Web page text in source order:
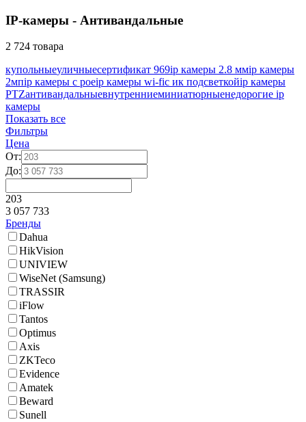
IP-камеры - Антивандальные
2 724 товара
купольныеуличныесертификат 969ip камеры 2.8 ммip камеры
2мпip камеры с poeip камеры wi-fiс ик подсветкойip камеры
PTZантивандальныевнутренниеминиатюрныенедорогие ip
камеры
Показать все
Фильтры
Цена
От:
До:
203
3 057 733
Бренды
Dahua
HikVision
UNIVIEW
WiseNet (Samsung)
TRASSIR
iFlow
Tantos
Optimus
Axis
ZKTeco
Evidence
Amatek
Beward
Sunell